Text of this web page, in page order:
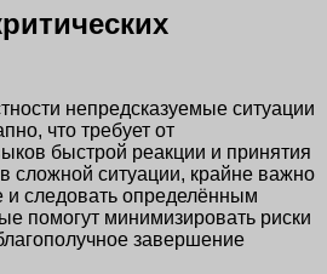
непредсказуемые ситуации
что требует от
быстрой реакции и принятия
сложной ситуации, крайне важно
и следовать определённым
помогут минимизировать риски
завершение